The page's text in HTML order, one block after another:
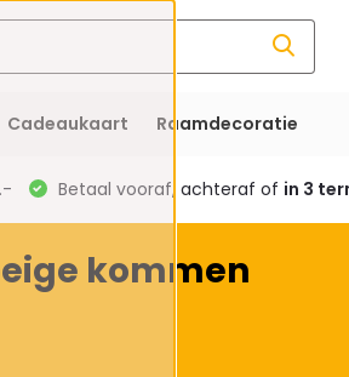
Cadeaukaart Raamdecoratie
Betaal vooraf, achteraf of in 3
kommen